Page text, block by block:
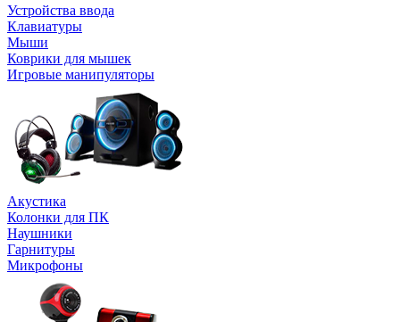
Устройства ввода
Клавиатуры
Мыши
Коврики для мышек
Игровые манипуляторы
Акустика
Колонки для ПК
Наушники
Гарнитуры
Микрофоны